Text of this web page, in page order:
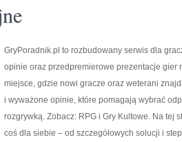
GryPoradnik.pl to rozbudowany serwis dla
opinie oraz przedpremierowe prezentacje gier
miejsce, gdzie nowi gracze oraz weterani
i wyważone opinie, które pomagają wybrać
rozgrywką. Zobacz: RPG i Gry Kultowe. Na tej
coś dla siebie – od szczegółowych solucji i